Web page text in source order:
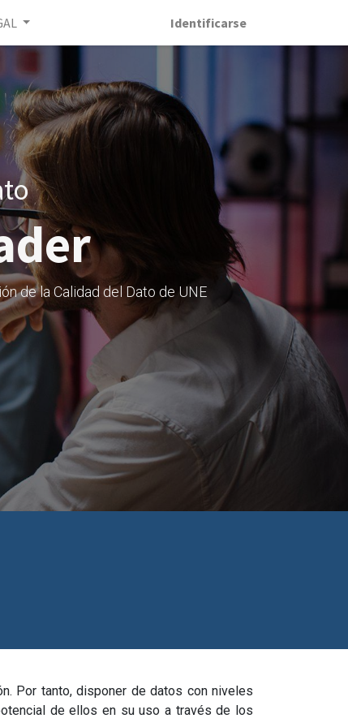
Identificarse
de la Calidad del Dato de UNE
Por tanto, disponer de datos con niveles
de ellos en su uso a través de los